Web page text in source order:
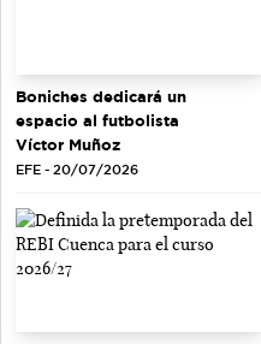
Boniches dedicará un
espacio al futbolista
Víctor Muñoz
EFE - 20/07/2026